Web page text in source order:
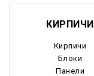
КИРПИЧИ
Кирпичи
Блоки
Панели